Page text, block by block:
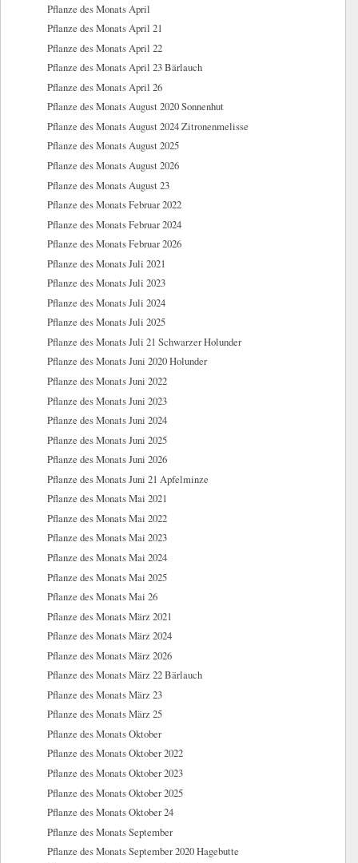
Pflanze des Monats April
Pflanze des Monats April 21
Pflanze des Monats April 22
Pflanze des Monats April 23 Bärlauch
Pflanze des Monats April 26
Pflanze des Monats August 2020 Sonnenhut
Pflanze des Monats August 2024 Zitronenmelisse
Pflanze des Monats August 2025
Pflanze des Monats August 2026
Pflanze des Monats August 23
Pflanze des Monats Februar 2022
Pflanze des Monats Februar 2024
Pflanze des Monats Februar 2026
Pflanze des Monats Juli 2021
Pflanze des Monats Juli 2023
Pflanze des Monats Juli 2024
Pflanze des Monats Juli 2025
Pflanze des Monats Juli 21 Schwarzer Holunder
Pflanze des Monats Juni 2020 Holunder
Pflanze des Monats Juni 2022
Pflanze des Monats Juni 2023
Pflanze des Monats Juni 2024
Pflanze des Monats Juni 2025
Pflanze des Monats Juni 2026
Pflanze des Monats Juni 21 Apfelminze
Pflanze des Monats Mai 2021
Pflanze des Monats Mai 2022
Pflanze des Monats Mai 2023
Pflanze des Monats Mai 2024
Pflanze des Monats Mai 2025
Pflanze des Monats Mai 26
Pflanze des Monats März 2021
Pflanze des Monats März 2024
Pflanze des Monats März 2026
Pflanze des Monats März 22 Bärlauch
Pflanze des Monats März 23
Pflanze des Monats März 25
Pflanze des Monats Oktober
Pflanze des Monats Oktober 2022
Pflanze des Monats Oktober 2023
Pflanze des Monats Oktober 2025
Pflanze des Monats Oktober 24
Pflanze des Monats September
Pflanze des Monats September 2020 Hagebutte